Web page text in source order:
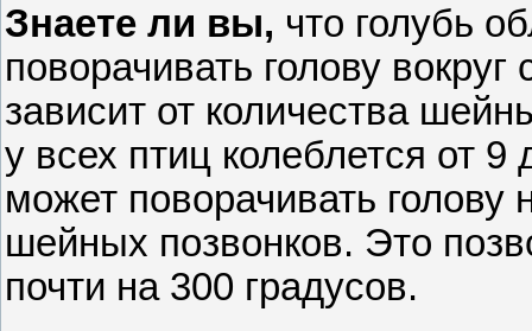
Знаете ли вы, что голубь
поворачивать голову
зависит от количества
у всех птиц колеблется от
может поворачивать голову
шейных позвонков. Это
почти на 300 градусов.